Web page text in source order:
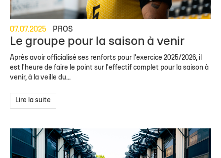
07.07.2025 PROS
Le groupe pour la saison à venir
Après avoir officialisé ses renforts pour l'exercice 2025/2026, il
est l'heure de faire le point sur l'effectif complet pour la saison à
venir, à la veille du...
Lire la suite